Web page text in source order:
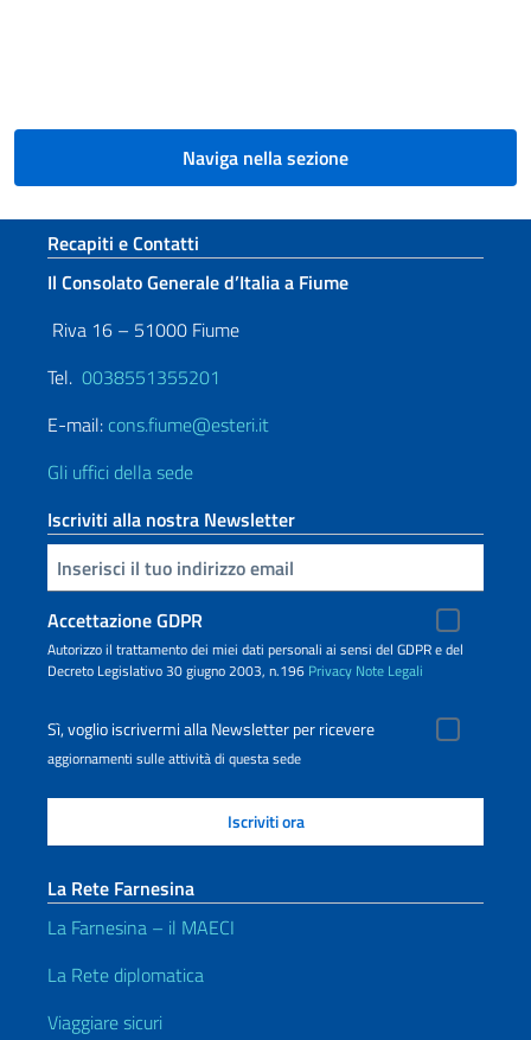
Naviga nella sezione
Sezione footer
Recapiti e Contatti
Il Consolato Generale d’Italia a Fiume
Riva 16 – 51000 Fiume
Tel. 0038551355201
E-mail: cons.fiume@esteri.it
Gli uffici della sede
Iscriviti alla nostra Newsletter
Inserisci la tua email
Accettazione GDPR
Autorizzo il trattamento dei miei dati personali ai sensi del GDPR e del
Decreto Legislativo 30 giugno 2003, n.196 Privacy Note Legali
Sì, voglio iscrivermi alla Newsletter per ricevere
aggiornamenti sulle attività di questa sede
La Rete Farnesina
La Farnesina – il MAECI
La Rete diplomatica
Viaggiare sicuri